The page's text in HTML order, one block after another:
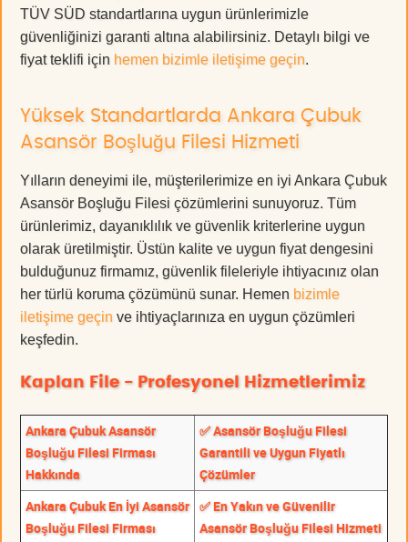
TÜV SÜD standartlarına uygun ürünlerimizle
güvenliğinizi garanti altına alabilirsiniz. Detaylı bilgi ve
fiyat teklifi için hemen bizimle iletişime geçin.
Yüksek Standartlarda Ankara Çubuk
Asansör Boşluğu Filesi Hizmeti
Yılların deneyimi ile, müşterilerimize en iyi Ankara Çubuk
Asansör Boşluğu Filesi çözümlerini sunuyoruz. Tüm
ürünlerimiz, dayanıklılık ve güvenlik kriterlerine uygun
olarak üretilmiştir. Üstün kalite ve uygun fiyat dengesini
bulduğunuz firmamız, güvenlik fileleriyle ihtiyacınız olan
her türlü koruma çözümünü sunar. Hemen bizimle
iletişime geçin ve ihtiyaçlarınıza en uygun çözümleri
keşfedin.
Kaplan File - Profesyonel Hizmetlerimiz
Ankara Çubuk Asansör
Boşluğu Filesi Firması
Hakkında
✅ Asansör Boşluğu Filesi
Garantili ve Uygun Fiyatlı
Çözümler
Ankara Çubuk En İyi Asansör
Boşluğu Filesi Firması
✅ En Yakın ve Güvenilir
Asansör Boşluğu Filesi Hizmeti